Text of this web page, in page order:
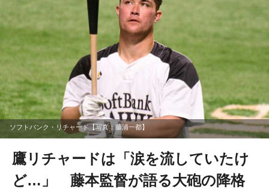
ソフトバンク・リチャード【写真：藤浦一都】
鷹リチャードは「涙を流していたけ
ど…」 藤本監督が語る大砲の降格